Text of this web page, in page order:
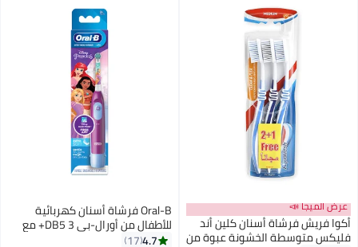
عرض الميجا 📣
أكوا فريش فرشاة أسنان كلين أند
فليكس متوسطة الخشونة عبوة من
Oral-B فرشاة أسنان كهربائية
للأطفال من أورال-بي DB5 3+ مع
شخصيات ديزني الأميرات ورأس
4.7
17